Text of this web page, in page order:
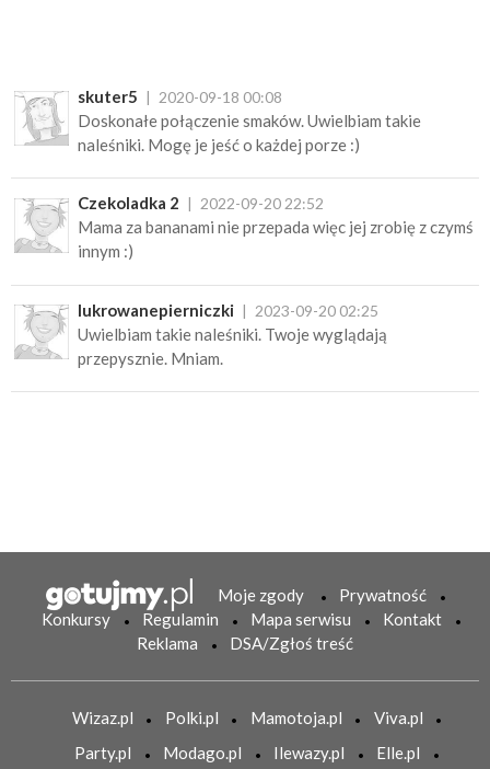
skuter5 2020-09-18 00:08
Doskonałe połączenie smaków. Uwielbiam takie
naleśniki. Mogę je jeść o każdej porze :)
Czekoladka 2 2022-09-20 22:52
Mama za bananami nie przepada więc jej zrobię z czymś
innym :)
lukrowanepierniczki 2023-09-20 02:25
Uwielbiam takie naleśniki. Twoje wyglądają
przepysznie. Mniam.
Moje zgody
Prywatność
Konkursy
Regulamin Mapa serwisu
Kontakt
Reklama
DSA/Zgłoś treść
Wizaz.pl Polki.pl Mamotoja.pl
Viva.pl
Party.pl
Modago.pl Ilewazy.pl Elle.pl